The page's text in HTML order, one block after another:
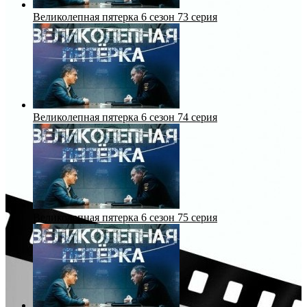
Великолепная пятерка 6 сезон 73 серия
Великолепная пятерка 6 сезон 74 серия
Великолепная пятерка 6 сезон 75 серия